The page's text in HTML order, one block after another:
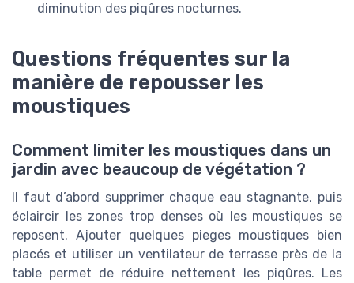
diminution des piqûres nocturnes.
Questions fréquentes sur la
manière de repousser les
moustiques
Comment limiter les moustiques dans un
jardin avec beaucoup de végétation ?
Il faut d’abord supprimer chaque eau stagnante, puis
éclaircir les zones trop denses où les moustiques se
reposent. Ajouter quelques pieges moustiques bien
placés et utiliser un ventilateur de terrasse près de la
table permet de réduire nettement les piqûres. Les